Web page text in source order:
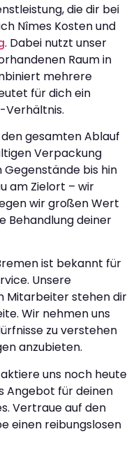
die dir bei
Nîmes Kosten und
. Dabei nutzt unser
Raum in
mehrere
für dich ein
Verhältnis.
gesamten Ablauf
Verpackung
bis hin
am Zielort – wir
wir großen Wert
Behandlung deiner
ist bekannt für
Unsere
Mitarbeiter stehen dir
Wir nehmen uns
zu verstehen
anzubieten.
uns noch heute
Angebot für deinen
Vertraue auf den
einen reibungslosen